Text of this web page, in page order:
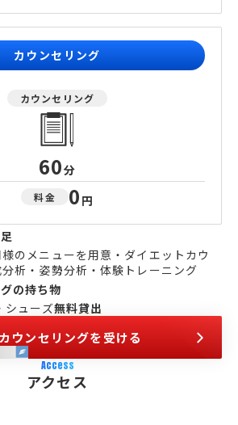
カウンセリング
カウンセリング
60分
料金 0 円
のメニューを用意・ダイエットカウ
析・姿勢分析・体験トレーニング
の持ち物
シューズ無料貸出
ウンセリングを受ける
Access
アクセス